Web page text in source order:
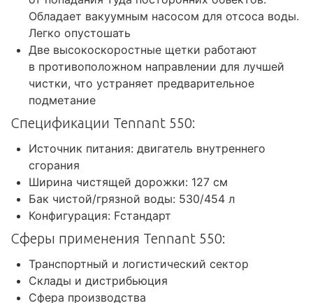
Обладает вакуумным насосом для отсоса воды.
Легко опустошать
Две высокоскоростные щетки работают
в противоположном направлении для лучшей
чистки, что устраняет предварительное
подметание
Спецификации Tennant 550:
Источник питания: двигатель внутреннего
сгорания
Ширина чистящей дорожки: 127 см
Бак чистой/грязной воды: 530/454 л
Конфигурация: Fстандарт
Сферы применения Tennant 550:
Транспортный и логистический сектор
Склады и дистрибьюция
Сфера производства